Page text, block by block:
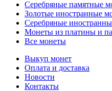
Серебряные памятные
Золотые иностранные
Серебряные
Монеты из платины и
Все монеты
Выкуп монет
Оплата и доставка
Новости
Контакты